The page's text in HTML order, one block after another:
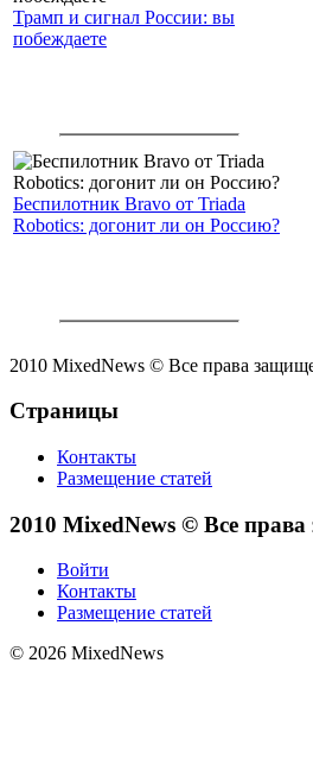
Трамп и сигнал России: вы
побеждаете
Беспилотник Bravo от Triada
Robotics: догонит ли он Россию?
2010 MixedNews © Все права
Страницы
Контакты
Размещение статей
2010 MixedNews © Все
Войти
Контакты
Размещение статей
© 2026 MixedNews